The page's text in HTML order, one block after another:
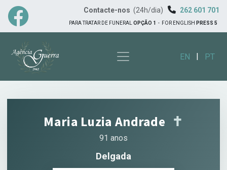
Contacte-nos (24h/dia) 262 601 701
PARA TRATAR DE FUNERAL OPÇÃO 1 - FOR ENGLISH PRESS 5
EN | PT
Maria Luzia Andrade ✝︎
91 anos
Delgada